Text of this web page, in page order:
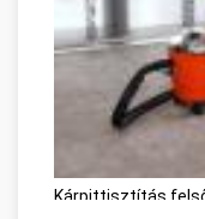
Kárpittisztítás